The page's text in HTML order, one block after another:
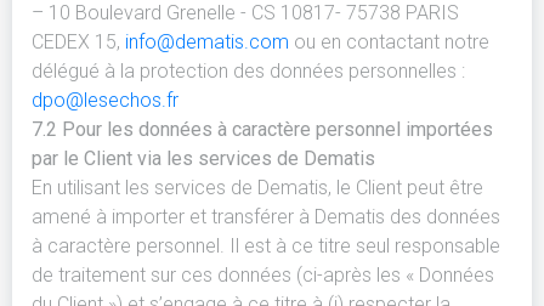
– 10 Boulevard Grenelle - CS 10817- 75738 PARIS
CEDEX 15, info@dematis.com ou en contactant notre
délégué à la protection des données personnelles :
dpo@lesechos.fr
7.2 Pour les données à caractère personnel importées
par le Client via les services de Dematis
En utilisant les services de Dematis, le Client peut être
amené à importer et transférer à Dematis des données
à caractère personnel. Il est à ce titre seul responsable
de traitement sur ces données (ci-après les « Données